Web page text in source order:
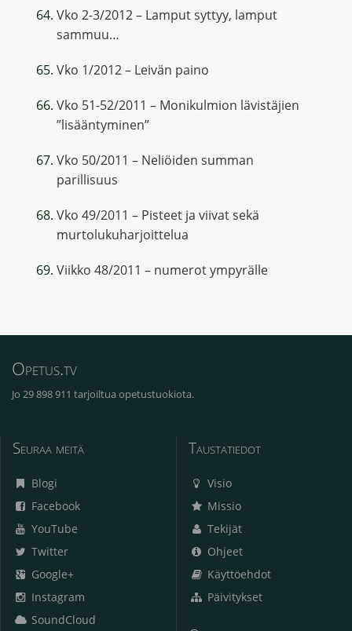
Vko 2-3/2012 – Lamput syttyy, lamput
sammuu…
Vko 1/2012 – Leivän paino
Vko 51-52/2011 – Monikulmion lävistäjien
”lisääntyminen”
Vko 50/2011 – Neliöiden summan
parillisuus
Vko 49/2011 – Pisteet ja viivat sekä
murtolukuharjoittelua
Viikko 48/2011 – numerot ympyrälle
Opetus.tv
Jo 29 898 911 tarjoiltua opetustuokiota.
Seuraa meitä
Blogi
Facebook
YouTube
Twitter
Google+
Instagram
SoundCloud
Taustatiedot
Visio
Missio
Tekijät
Ohjeet
Käyttöehdot
Päivitykset